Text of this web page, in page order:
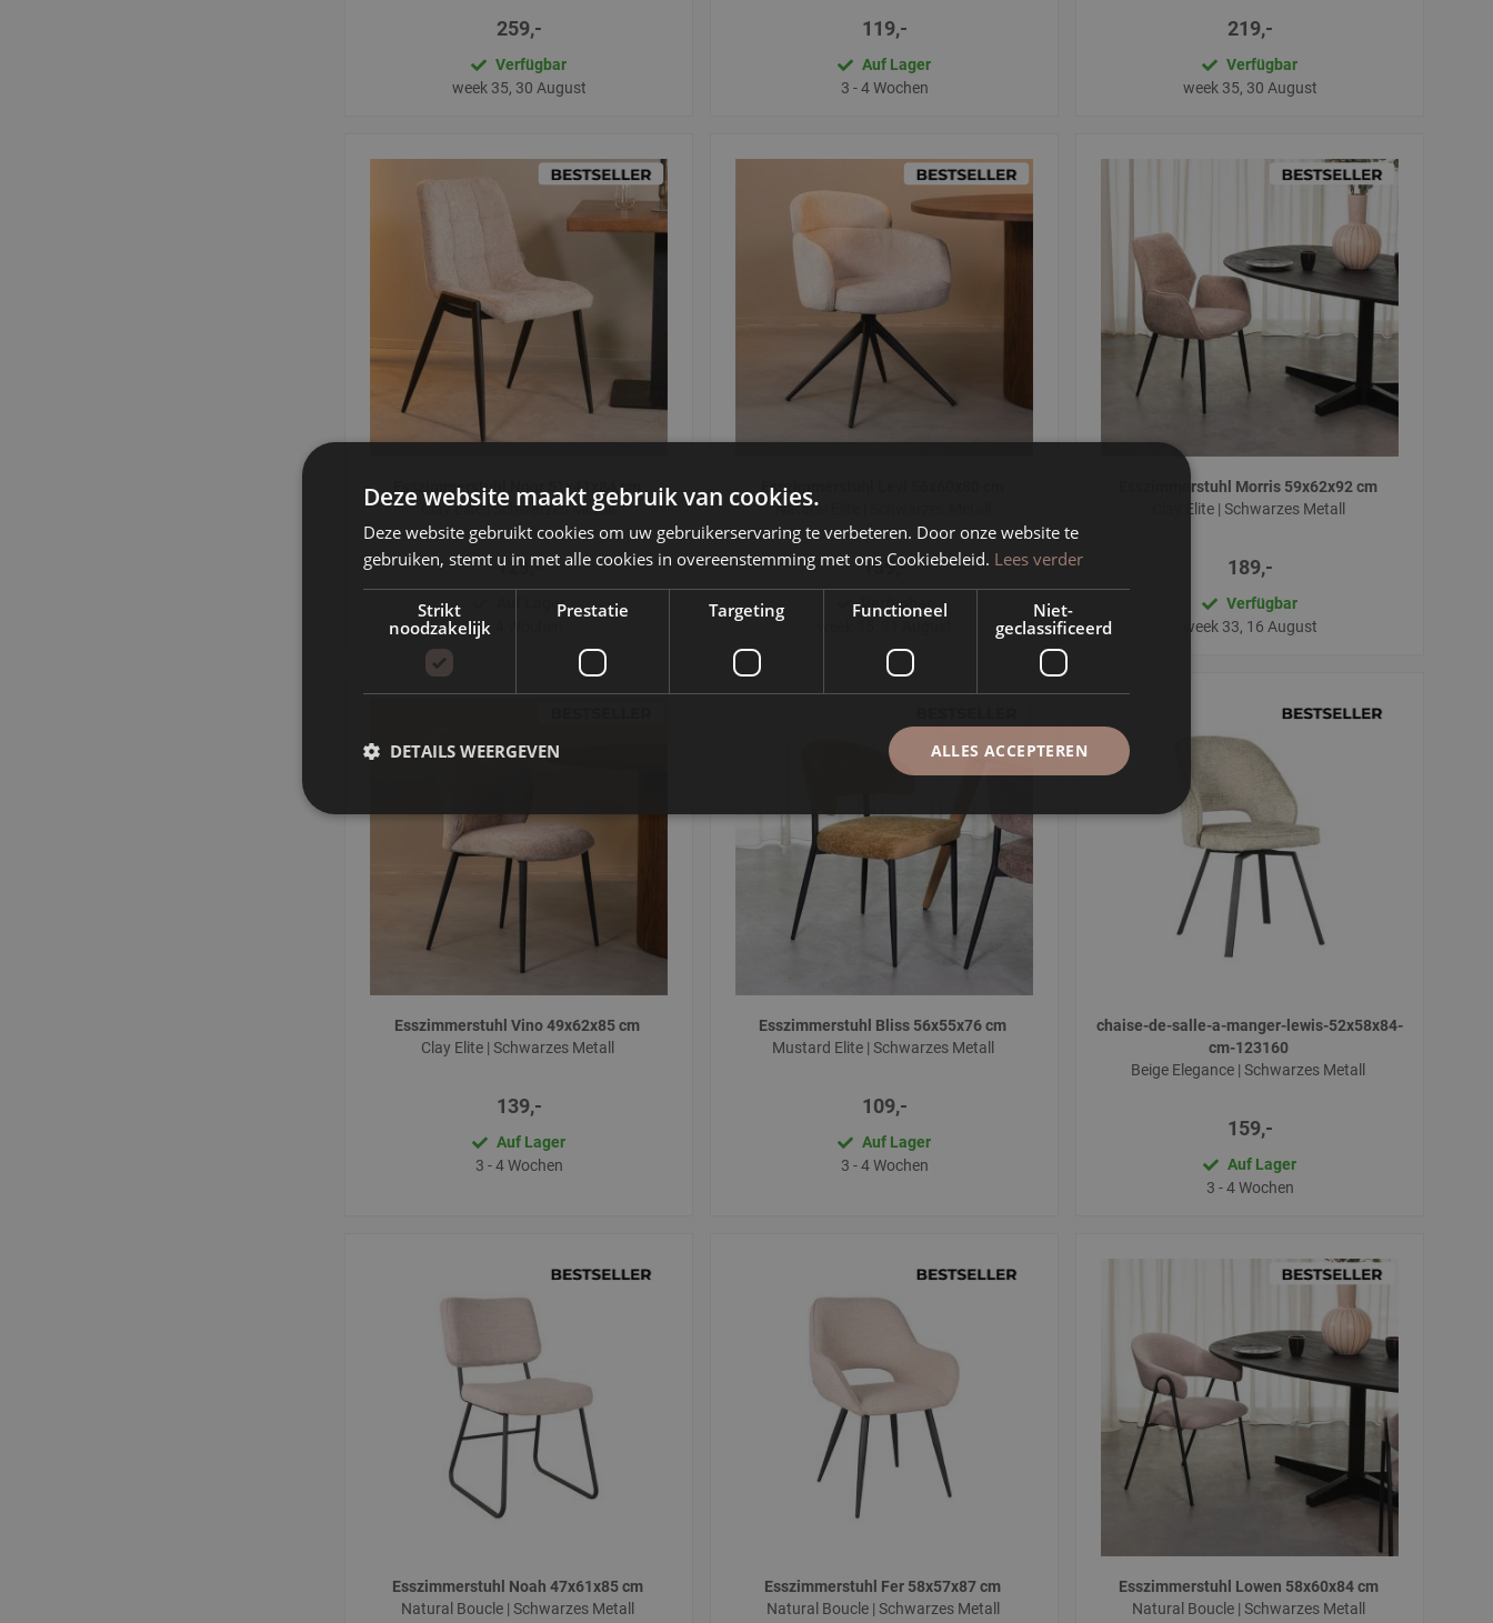
259,-
Verfügbar
week 35, 30 August
119,-
Auf Lager
3 - 4 Wochen
219,-
Verfügbar
week 35, 30 August
Esszimmerstuhl Noor 51x41x84 cm
Clay Elite | Schwarzes Metall
129,-
Auf Lager
3 - 4 Wochen
Esszimmerstuhl Levi 56x60x80 cm
Natural Elite | Schwarzes Metall
159,-
Verfügbar
Esszimmerstuhl Morris 59x62x92 cm
Clay Elite | Schwarzes Metall
189,-
Verfügbar
week 33, 16 August
Esszimmerstuhl Vino 49x62x85 cm
Clay Elite | Schwarzes Metall
139,-
Auf Lager
3 - 4 Wochen
Esszimmerstuhl Bliss 56x55x76 cm
Mustard Elite | Schwarzes Metall
109,-
Auf Lager
3 - 4 Wochen
chaise-de-salle-a-manger-lewis-52x58x84-
cm-123160
Beige Elegance | Schwarzes Metall
159,-
Auf Lager
3 - 4 Wochen
Esszimmerstuhl Noah 47x61x85 cm
Natural Boucle | Schwarzes Metall
Esszimmerstuhl Fer 58x57x87 cm
Natural Boucle | Schwarzes Metall
Esszimmerstuhl Lowen 58x60x84 cm
Natural Boucle | Schwarzes Metall
Deze website maakt gebruik van cookies.
Deze website gebruikt cookies om uw gebruikerservaring te verbeteren. Door onze website te
gebruiken, stemt u in met alle cookies in overeenstemming met ons Cookiebeleid. Lees verder
Strikt
noodzakelijk
Prestatie Targeting Functioneel
Niet-
geclassificeerd
ALLES ACCEPTEREN
DETAILS WEERGEVEN